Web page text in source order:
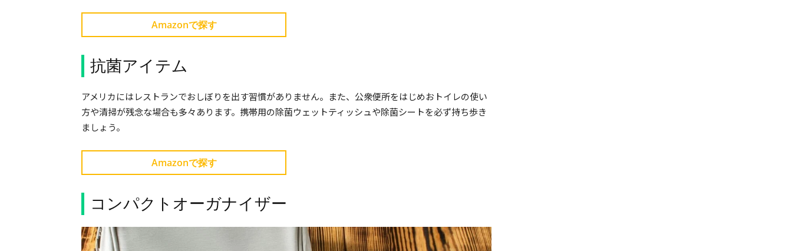
Amazonで探す
抗菌アイテム
アメリカにはレストランでおしぼりを出す習慣がありません。また、公衆便所をはじめおトイレの使い
方や清掃が残念な場合も多々あります。携帯用の除菌ウェットティッシュや除菌シートを必ず持ち歩き
ましょう。
Amazonで探す
コンパクトオーガナイザー